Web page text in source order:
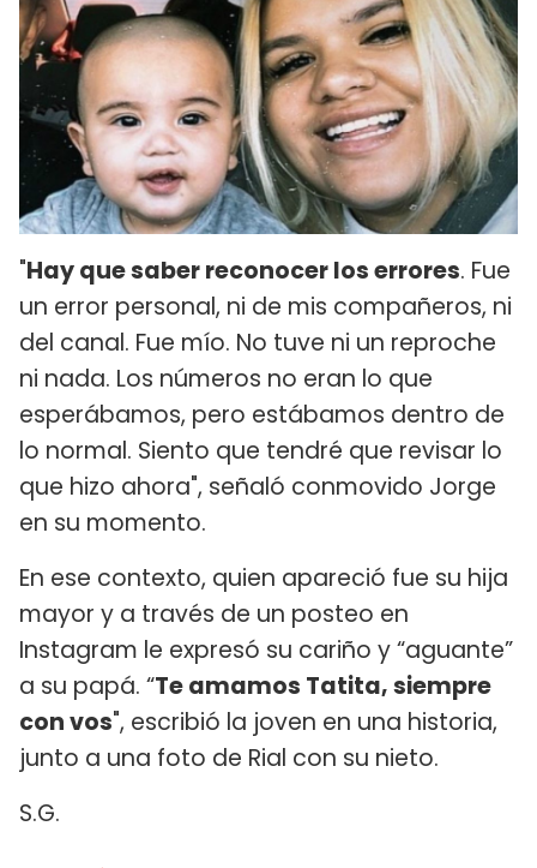
"Hay que saber reconocer los errores. Fue
un error personal, ni de mis compañeros, ni
del canal. Fue mío. No tuve ni un reproche
ni nada. Los números no eran lo que
esperábamos, pero estábamos dentro de
lo normal. Siento que tendré que revisar lo
que hizo ahora", señaló conmovido Jorge
en su momento.
En ese contexto, quien apareció fue su hija
mayor y a través de un posteo en
Instagram le expresó su cariño y “aguante”
a su papá. “Te amamos Tatita, siempre
con vos", escribió la joven en una historia,
junto a una foto de Rial con su nieto.
S.G.